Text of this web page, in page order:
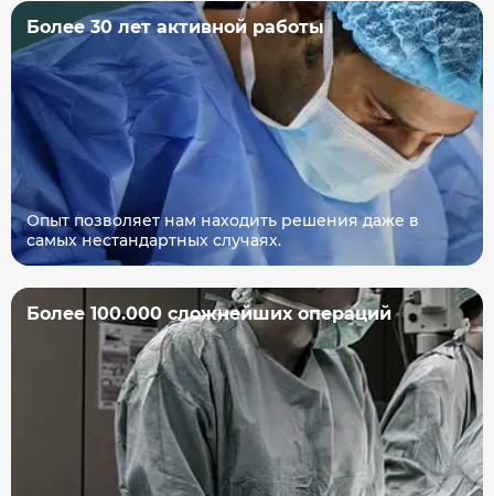
Более 30 лет активной работы
Опыт позволяет нам находить решения даже в
самых нестандартных случаях.
Более 100.000 сложнейших операций